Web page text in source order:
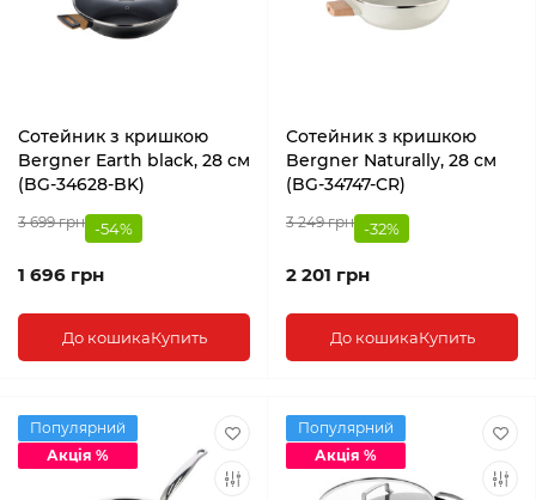
Сотейник з кришкою
Bergner Earth black, 28 см
(BG-34628-BK)
3 699 грн -54%
1 696 грн
До кошикаКупить
Сотейник з кришкою
Bergner Naturally, 28 см
(BG-34747-CR)
3 249 грн -32%
2 201 грн
До кошикаКупить
Популярний
Акція %
Популярний
Акція %